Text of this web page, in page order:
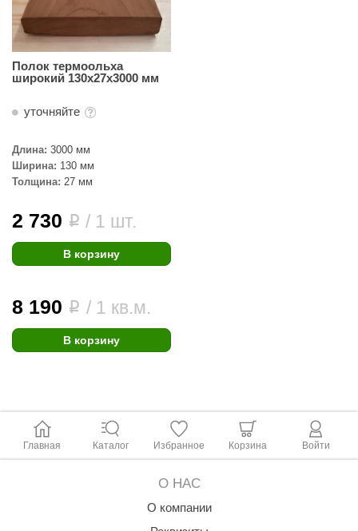
Полок термоольха
широкий 130х27х3000 мм
уточняйте
Длина: 3000 мм
Ширина: 130 мм
Толщина: 27 мм
2 730 i / 1 шт.
В корзину
8 190 i / 1 кв.м.
В корзину
Главная Каталог Избранное Корзина Войти
О НАС
О компании